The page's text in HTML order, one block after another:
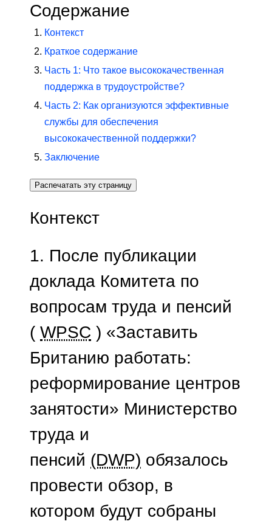
Содержание
Контекст
Краткое содержание
Часть 1: Что такое высококачественная
поддержка в трудоустройстве?
Часть 2: Как организуются эффективные
службы для обеспечения
высококачественной поддержки?
Заключение
Распечатать эту страницу
Контекст
1. После публикации
доклада Комитета по
вопросам труда и пенсий
( WPSC ) «Заставить
Британию работать:
реформирование центров
занятости» Министерство
труда и
пенсий (DWP) обязалось
провести обзор, в
котором будут собраны